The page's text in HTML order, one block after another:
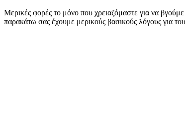
Μερικές φορές το μόνο που χρειαζόμαστε για να
παρακάτω σας έχουμε μερικούς βασικούς λόγους για